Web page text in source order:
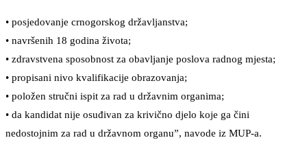
• posjedovanje crnogorskog državljanstva;
• navršenih 18 godina života;
• zdravstvena sposobnost za obavljanje poslova radnog mjesta;
• propisani nivo kvalifikacije obrazovanja;
• položen stručni ispit za rad u državnim organima;
• da kandidat nije osuđivan za krivično djelo koje ga čini
nedostojnim za rad u državnom organu”, navode iz MUP-a.